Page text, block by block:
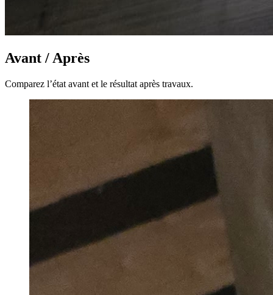
Avant / Après
Comparez l’état avant et le résultat après travaux.